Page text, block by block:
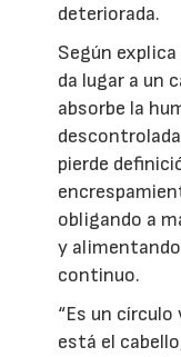
deteriorada.
Según explica
da lugar a un
absorbe la
pierde
obligando a
y
continuo.
“Es un
está el